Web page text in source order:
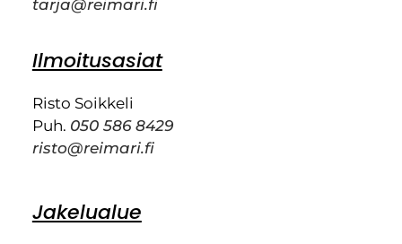
tarja@reimari.fi
Ilmoitusasiat
Risto Soikkeli
Puh. 050 586 8429
risto@reimari.fi
Jakelualue